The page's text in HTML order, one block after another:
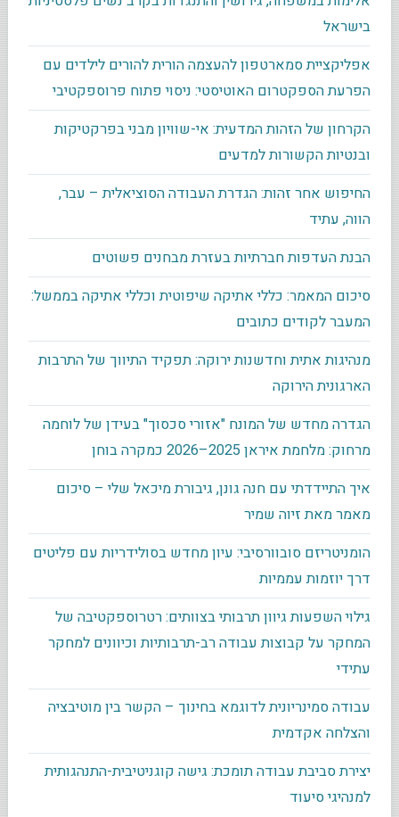
בישראל
אפליקציית סמארטפון להעצמה הורית להורים לילדים עם
הפרעת הספקטרום האוטיסטי: ניסוי פתוח פרוספקטיבי
הקרחון של הזהות המדעית: אי-שוויון מבני בפרקטיקות
ובנטיות הקשורות למדעים
החיפוש אחר זהות: הגדרת העבודה הסוציאלית – עבר,
הווה, עתיד
הבנת העדפות חברתיות בעזרת מבחנים פשוטים
סיכום המאמר: כללי אתיקה שיפוטית וכללי אתיקה בממשל:
המעבר לקודים כתובים
מנהיגות אתית וחדשנות ירוקה: תפקיד התיווך של התרבות
הארגונית הירוקה
הגדרה מחדש של המונח "אזורי סכסוך" בעידן של לוחמה
מרחוק: מלחמת איראן 2025–2026 כמקרה בוחן
איך התיידדתי עם חנה גונן, גיבורת מיכאל שלי – סיכום
מאמר מאת זיוה שמיר
הומניטריזם סובוורסיבי: עיון מחדש בסולידריות עם פליטים
דרך יוזמות עממיות
גילוי השפעות גיוון תרבותי בצוותים: רטרוספקטיבה של
המחקר על קבוצות עבודה רב-תרבותיות וכיוונים למחקר
עתידי
עבודה סמינריונית לדוגמא בחינוך – הקשר בין מוטיבציה
והצלחה אקדמית
יצירת סביבת עבודה תומכת: גישה קוגניטיבית-התנהגותית
למנהיגי סיעוד